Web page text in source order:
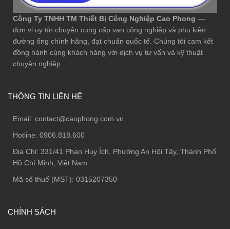
Công Ty TNHH TM Thiết Bị Công Nghiệp Cao Phong —
đơn vị uy tín chuyên cung cấp van công nghiệp và phụ kiện
đường ống chính hãng, đạt chuẩn quốc tế. Chúng tôi cam kết
đồng hành cùng khách hàng với dịch vụ tư vấn và kỹ thuật
chuyên nghiệp.
THÔNG TIN LIÊN HỆ
Email: contact@caophong.com.vn
Hotline: 0906.818.600
Địa Chỉ: 331/41 Phan Huy Ích, Phường An Hội Tây, Thành Phố
Hồ Chí Minh, Việt Nam
Mã số thuế (MST): 0315207350
CHÍNH SÁCH